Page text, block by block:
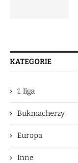
KATEGORIE
1. liga
Bukmacherzy
Europa
Inne